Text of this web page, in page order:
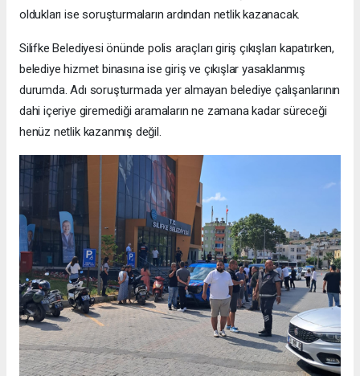
oldukları ise soruşturmaların ardından netlik kazanacak.
Silifke Belediyesi önünde polis araçları giriş çıkışları kapatırken,
belediye hizmet binasına ise giriş ve çıkışlar yasaklanmış
durumda. Adı soruşturmada yer almayan belediye çalışanlarının
dahi içeriye giremediği aramaların ne zamana kadar süreceği
henüz netlik kazanmış değil.